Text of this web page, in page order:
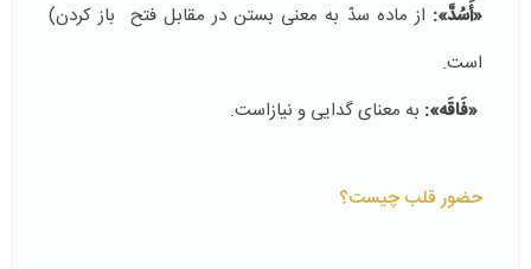
«أَسُدَّ»: از ماده سدّ به معنی بستن در مقابل فتح باز کردن)
است.
«فَاقَه»: به معنای گدایی و نیازاست.
حضور قلب چیست؟